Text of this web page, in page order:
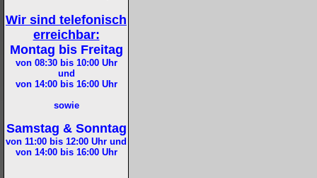
Wir sind telefonisch
erreichbar:
Montag bis Freitag
von 08:30 bis 10:00Uhr
und
von 14:00 bis 16:00Uhr
sowie
Samstag & Sonntag
von 11:00 bis 12:00 Uhr und
von 14:00 bis 16:00Uhr